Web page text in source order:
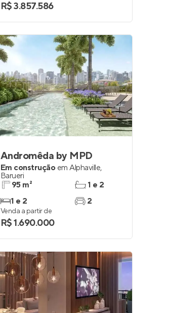
R$ 3.857.586
Andromêda by MPD
Em construção em Alphaville,
Barueri
95 m²
1 e 2
1 e 2
2
Venda a partir de
R$ 1.690.000